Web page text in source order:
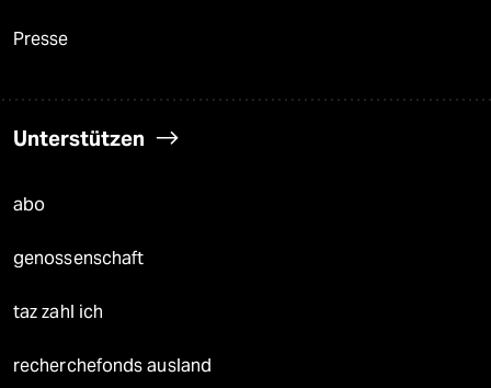
Presse
Unterstützen
abo
genossenschaft
taz zahl ich
recherchefonds ausland